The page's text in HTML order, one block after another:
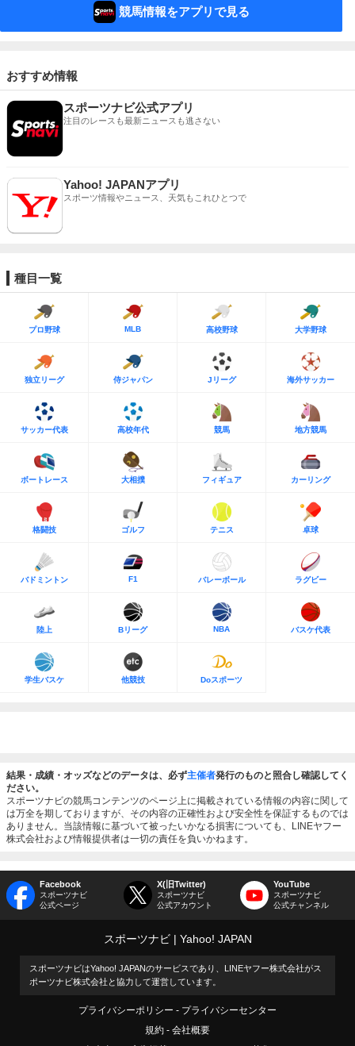
競馬情報をアプリで見る
おすすめ情報
スポーツナビ公式アプリ
注目のレースも最新ニュースも逃さない
Yahoo! JAPANアプリ
スポーツ情報やニュース、天気もこれひとつで
種目一覧
プロ野球 MLB 高校野球 大学野球
独立リーグ 侍ジャパン Jリーグ 海外サッカー
サッカー代表 高校年代 競馬 地方競馬
ボートレース 大相撲 フィギュア カーリング
格闘技 ゴルフ テニス 卓球
バドミントン F1 バレーボール ラグビー
陸上 Bリーグ NBA バスケ代表
学生バスケ 他競技 Doスポーツ
結果・成績・オッズなどのデータは、必ず主催者発行のものと照合し確認してく
ださい。
スポーツナビの競馬コンテンツのページ上に掲載されている情報の内容に関して
は万全を期しておりますが、その内容の正確性および安全性を保証するものでは
ありません。当該情報に基づいて被ったいかなる損害についても、LINEヤフー
株式会社および情報提供者は一切の責任を負いかねます。
Facebook
スポーツナビ
公式ページ
X(旧Twitter)
スポーツナビ
公式アカウント
YouTube
スポーツナビ
公式チャンネル
スポーツナビ Yahoo! JAPAN
スポーツナビはYahoo! JAPANのサービスであり、LINEヤフー株式会社がス
ポーツナビ株式会社と協力して運営しています。
プライバシーポリシー
プライバシーセンター
規約
会社概要